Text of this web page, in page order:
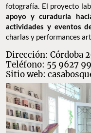
Casa Bosques
Casa Bosques se
en la CDMX que
revistas e impresos
especializadasen temas
fotografía. El proyecto
apoyo y curaduría
actividades y eventos
charlas y performances
Dirección: Córdoba
Teléfono: 55 9627